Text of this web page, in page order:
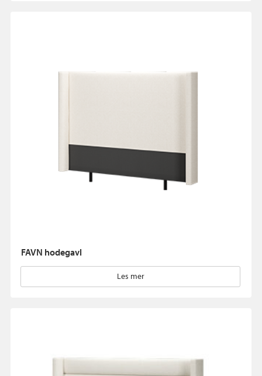
FAVN hodegavl
Les mer